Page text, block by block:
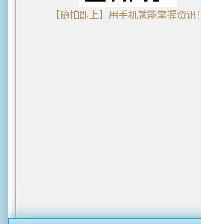
【随拍即上】用手机就能掌握资讯！